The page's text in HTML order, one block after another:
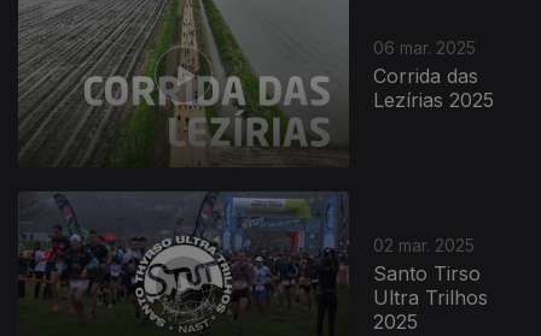
06 mar. 2025
Corrida das
Lezírias 2025
02 mar. 2025
Santo Tirso
Ultra Trilhos
2025